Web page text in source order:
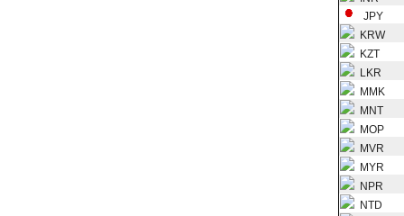
JPY
KRW
KZT
LKR
MMK
MNT
MOP
MVR
MYR
NPR
NTD